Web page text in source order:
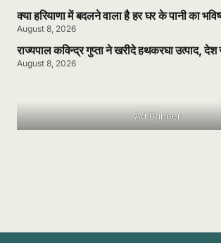
क्या हरियाणा में बदलने वाला है हर घर के पानी का
August 8, 2026
राज्यपाल कविन्द्र गुप्ता ने खरीदे हथकरघा उत्पाद,
August 8, 2026
Ad Banner